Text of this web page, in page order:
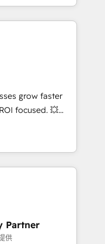
house team
long-term
setup •
cleanups •
End-to-
marketing and
tools
grow faster
focused. 💥
that can help you
teams to
and improve user
results.
your
HubSpot
teams to be
Partner
供